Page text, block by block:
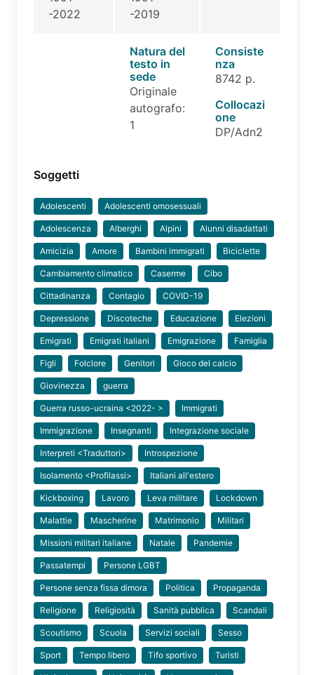
-2022
-2019
Natura del
testo in
sede
Originale
autografo:
1
Consiste
nza
8742 p.
Collocazi
one
DP/Adn2
Soggetti
Adolescenti Adolescenti omosessuali
Adolescenza Alberghi Alpini Alunni disadattati
Amicizia Amore Bambini immigrati Biciclette
Cambiamento climatico Caserme Cibo
Cittadinanza Contagio COVID-19
Depressione Discoteche Educazione Elezioni
Emigrati Emigrati italiani Emigrazione Famiglia
Figli Folclore Genitori Gioco del calcio
Giovinezza guerra
Guerra russo-ucraina <2022- > Immigrati
Immigrazione Insegnanti Integrazione sociale
Interpreti <Traduttori> Introspezione
Isolamento <Profilassi> Italiani all'estero
Kickboxing Lavoro Leva militare Lockdown
Malattie Mascherine Matrimonio Militari
Missioni militari italiane Natale Pandemie
Passatempi Persone LGBT
Persone senza fissa dimora Politica Propaganda
Religione Religiosità Sanità pubblica Scandali
Scoutismo Scuola Servizi sociali Sesso
Sport Tempo libero Tifo sportivo Turisti